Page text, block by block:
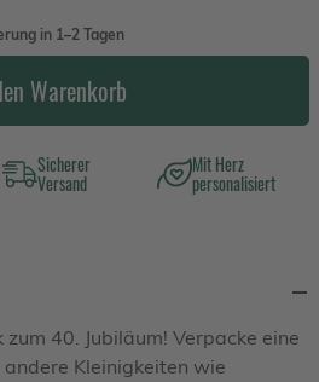
in 1–2 Tagen
Warenkorb
Sicherer
Versand
Mit Herz
personalisiert
40. Jubiläum! Verpacke eine
Kleinigkeiten wie